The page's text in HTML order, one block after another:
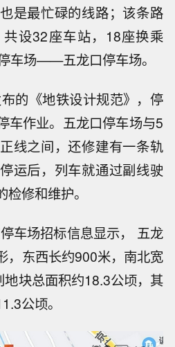
是最忙碌的线路；该条路
设32座车站，18座换乘
车场——五龙口停车场。
的《地铁设计规范》，停
车作业。五龙口停车场与5
线之间，还修建有一条轨
运后，列车就通过副线驶
修和维护。
车场招标信息显示， 五龙
，东西长约900米，南北宽
块总面积约18.3公顷，其
公顷。